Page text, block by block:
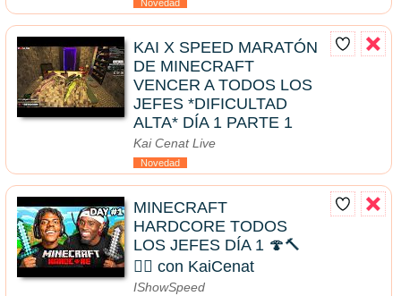
Novedad
KAI X SPEED MARATÓN
DE MINECRAFT
VENCER A TODOS LOS
JEFES *DIFICULTAD
ALTA* DÍA 1 PARTE 1
Kai Cenat Live
Novedad
MINECRAFT
HARDCORE TODOS
LOS JEFES DÍA 1 🍄🔨
🧟‍♂️ con KaiCenat
IShowSpeed